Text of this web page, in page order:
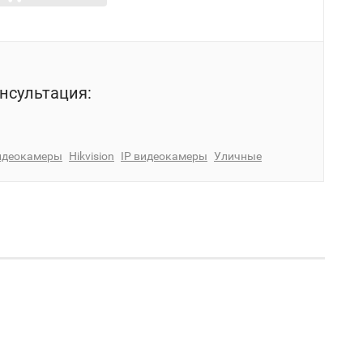
Hikvision IP видеокамеры Уличные